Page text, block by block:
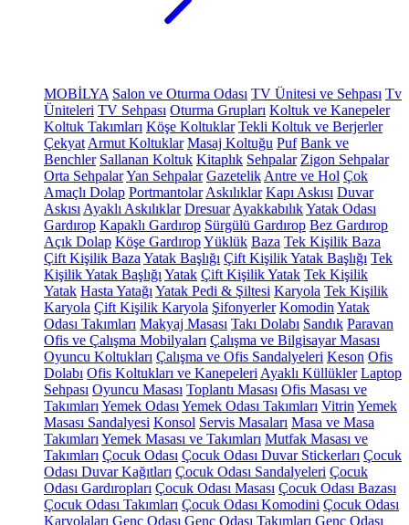
MOBİLYA Salon ve Oturma Odası TV Ünitesi ve Sehpası Tv
Üniteleri TV Sehpası Oturma Grupları Koltuk ve Kanepeler
Koltuk Takımları Köşe Koltuklar Tekli Koltuk ve Berjerler
Çekyat Armut Koltuklar Masaj Koltuğu Puf Bank ve
Benchler Sallanan Koltuk Kitaplık Sehpalar Zigon Sehpalar
Orta SehpalarYan Sehpalar Gazetelik Antre ve Hol Çok
Amaçlı Dolap Portmantolar Askılıklar Kapı Askısı Duvar
Askısı Ayaklı Askılıklar Dresuar AyakkabılıkYatak Odası
Gardırop Kapaklı Gardırop Sürgülü Gardırop Bez Gardırop
Açık Dolap Köşe GardıropYüklük Baza Tek Kişilik Baza
Çift Kişilik Baza Yatak Başlığı Çift Kişilik Yatak Başlığı Tek
Kişilik Yatak Başlığı Yatak Çift Kişilik Yatak Tek Kişilik
Yatak Hasta Yatağı Yatak Pedi & Şiltesi Karyola Tek Kişilik
Karyola Çift Kişilik Karyola Şifonyerler Komodin Yatak
Odası Takımları Makyaj Masası Takı Dolabı Sandık Paravan
Ofis ve Çalışma Mobilyaları Çalışma ve Bilgisayar Masası
Oyuncu Koltukları Çalışma ve Ofis Sandalyeleri Keson Ofis
Dolabı Ofis Koltukları ve Kanepeleri Ayaklı Küllükler Laptop
Sehpası Oyuncu Masası Toplantı Masası Ofis Masası ve
Takımları Yemek Odası Yemek Odası Takımları Vitrin Yemek
Masası Sandalyesi Konsol Servis Masaları Masa ve Masa
Takımları Yemek Masası ve Takımları Mutfak Masası ve
Takımları Çocuk Odası Çocuk Odası Duvar Stickerları Çocuk
Odası Duvar Kağıtları Çocuk Odası Sandalyeleri Çocuk
Odası Gardıropları Çocuk Odası Masası Çocuk Odası Bazası
Çocuk Odası Takımları Çocuk Odası Komodini Çocuk Odası
Karyolaları Genç Odası Genç Odası Takımları Genç Odası